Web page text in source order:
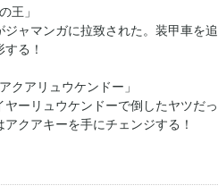
王」
ジャマンガに拉致された。装甲車を
る！
アリュウケンドー」
ヤーリュウケンドーで倒したヤツだ
クアキーを手にチェンジする！